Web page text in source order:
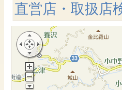
直営店・取扱店